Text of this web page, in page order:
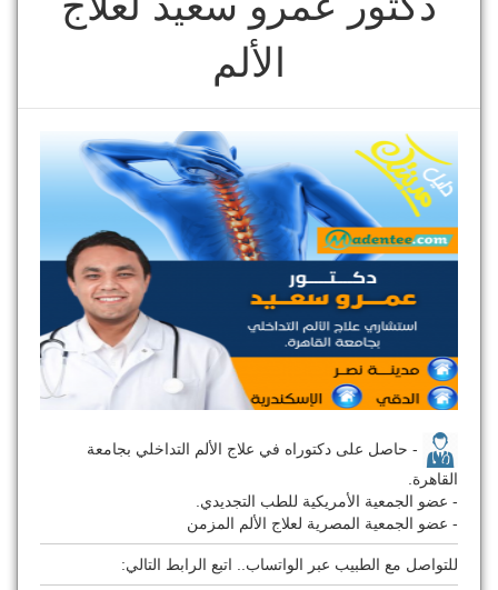
الألم
- حاصل على دكتوراه في علاج الألم التداخلي بجامعة
القاهرة.
- عضو الجمعية الأمريكية للطب التجديدي.
- عضو الجمعية المصرية لعلاج الألم المزمن
للتواصل مع الطبيب عبر الواتساب.. اتبع الرابط التالي: